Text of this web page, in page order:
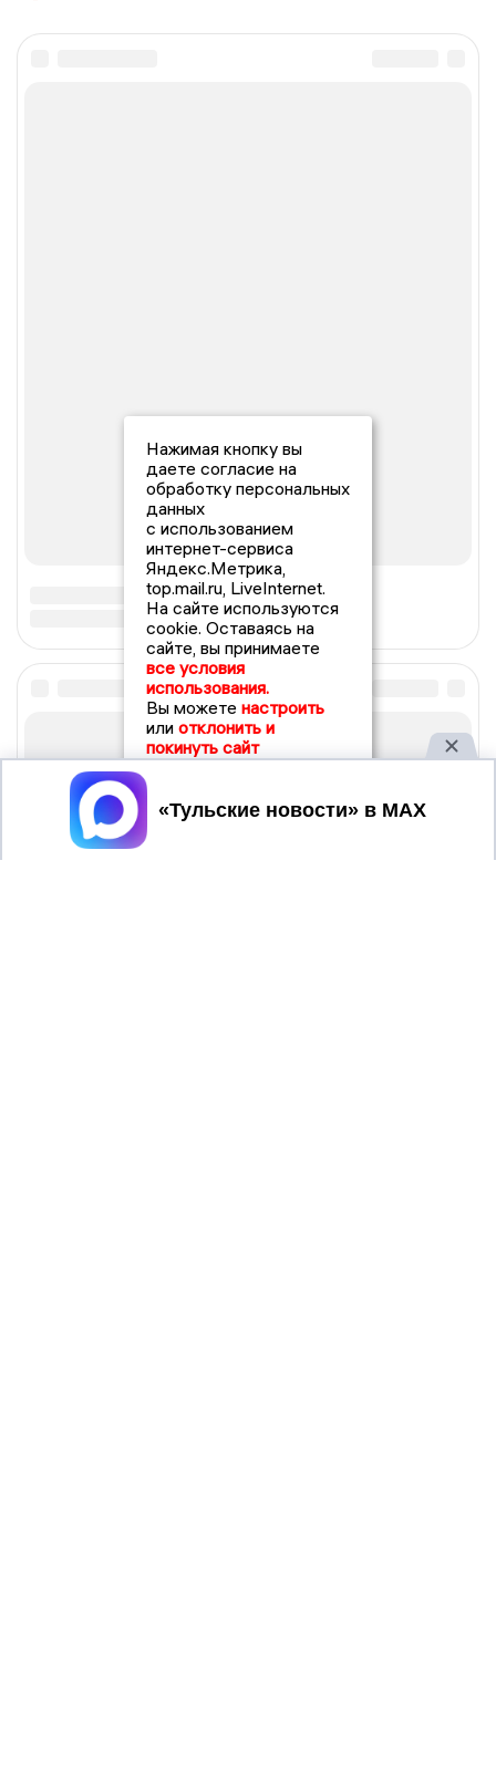
Нажимая кнопку вы
даете согласие на
обработку персональных
данных
с использованием
интернет-сервиса
Яндекс.Метрика,
top.mail.ru, LiveInternet.
На сайте используются
cookie. Оставаясь на
сайте, вы принимаете
все условия
использования.
Вы можете настроить
или отклонить и
покинуть сайт
Принять